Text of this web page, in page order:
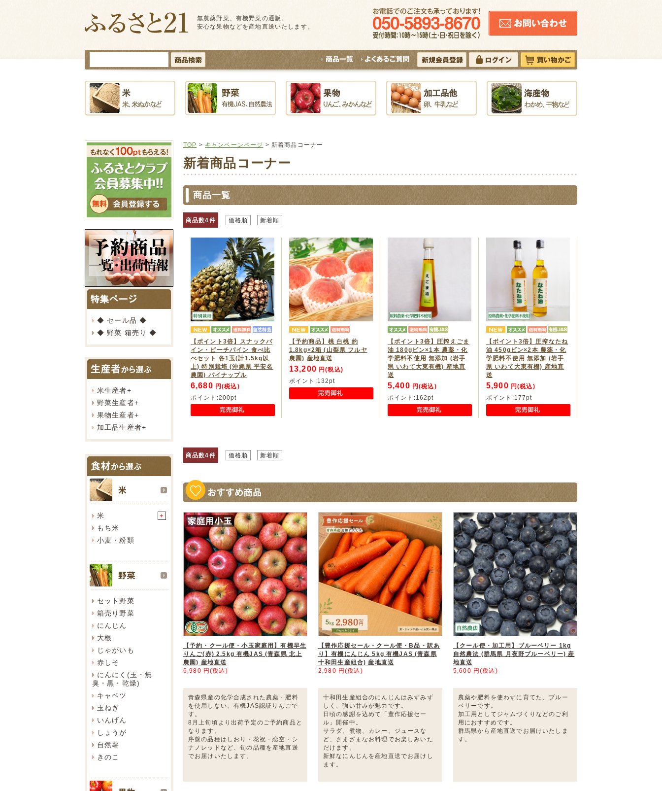
無農薬野菜、有機野菜の通販。
安心な果物などを産地直送いたします。
◆ セール品 ◆
◆ 野菜 箱売り ◆
米生産者+
野菜生産者+
果物生産者+
加工品生産者+
米 +
もち米
小麦・粉類
セット野菜
箱売り野菜
にんじん
大根
じゃがいも
赤しそ
にんにく(玉・無
臭・黒・乾燥)
キャベツ
玉ねぎ
いんげん
しょうが
自然薯
きのこ
TOP > キャンペーンページ > 新着商品コーナー
新着商品コーナー
商品一覧
商品数4件 価格順 新着順
【ポイント3倍】スナックパ
イン・ピーチパイン 食べ比
べセット 各1玉(計1.5kg以
上) 特別栽培 (沖縄県 平安名
農園) パイナップル
6,680 円(税込)
ポイント:200pt
【予約商品】桃 白桃 約
1.8kg×2箱 (山梨県 フルヤ
農園) 産地直送
13,200 円(税込)
ポイント:132pt
【ポイント3倍】圧搾えごま
油 180gビン×1本 農薬・化
学肥料不使用 無添加 (岩手
県 いわて大東有機) 産地直
送
5,400 円(税込)
ポイント:162pt
【ポイント3倍】圧搾なたね
油 450gビン×2本 農薬・化
学肥料不使用 無添加 (岩手
県 いわて大東有機) 産地直
送
5,900 円(税込)
ポイント:177pt
商品数4件 価格順 新着順
【予約・クール便・小玉家庭用】有機早生
りんご(赤) 2.5kg 有機JAS (青森県 北上
農園) 産地直送
6,980 円(税込)
青森県産の化学合成された農薬・肥料
を使用しない、有機JAS認証りんごで
す。
8月上旬頃より出荷予定のご予約商品と
なります。
序盤の品種はしおり・花祝・恋空・シ
ナノレッドなど、旬の品種を産地直送
でお届けいたします。
【豊作応援セール・クール便・B品・訳あ
り】有機にんじん 5kg 有機JAS (青森県
十和田生産組合) 産地直送
2,980 円(税込)
十和田生産組合のにんじんはみずみず
しく、強い甘みが魅力です。
日頃の感謝を込めて「豊作応援セー
ル」開催中。
サラダ、煮物、カレー、ジュースな
ど、さまざまなお料理でお楽しみいた
だけます。
新鮮なにんじんを産地直送でお届けし
ます。
【クール便・加工用】ブルーベリー 1kg
自然農法 (群馬県 月夜野ブルーベリー) 産
地直送
5,600 円(税込)
農薬や肥料を使わずに育てた、ブルー
ベリーです。
加工用としてジャムづくりなどのご利
用におすすめです。
群馬県から産地直送でお届けいたしま
す。